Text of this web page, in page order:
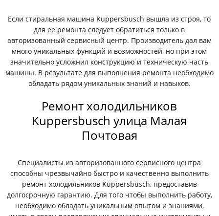
Если стиральная машина Kuppersbusch вышла из строя, то
для ее ремонта следует обратиться только в
авторизованный сервисный центр. Производитель дал вам
много уникальных функций и возможностей, но при этом
значительно усложнил конструкцию и техническую часть
машины. В результате для выполнения ремонта необходимо
обладать рядом уникальных знаний и навыков.
Ремонт холодильников
Kuppersbusch улица Малая
Почтовая
Специалисты из авторизованного сервисного центра
способны чрезвычайно быстро и качественно выполнить
ремонт холодильников Kuppersbusch, предоставив
долгосрочную гарантию. Для того чтобы выполнить работу,
необходимо обладать уникальным опытом и знаниями,